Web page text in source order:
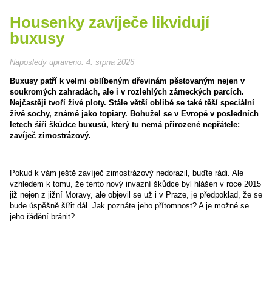
Housenky zavíječe likvidují
buxusy
Naposledy upraveno: 4. srpna 2026
Buxusy patří k velmi oblíbeným dřevinám pěstovaným nejen v
soukromých zahradách, ale i v rozlehlých zámeckých parcích.
Nejčastěji tvoří živé ploty. Stále větší oblibě se také těší speciální
živé sochy, známé jako topiary. Bohužel se v Evropě v posledních
letech šíři škůdce buxusů, který tu nemá přirozené nepřátele:
zavíječ zimostrázový.
Pokud k vám ještě zavíječ zimostrázový nedorazil, buďte rádi. Ale
vzhledem k tomu, že tento nový invazní škůdce byl hlášen v roce 2015
již nejen z jižní Moravy, ale objevil se už i v Praze, je předpoklad, že se
bude úspěšně šířit dál. Jak poznáte jeho přítomnost? A je možné se
jeho řádění bránit?